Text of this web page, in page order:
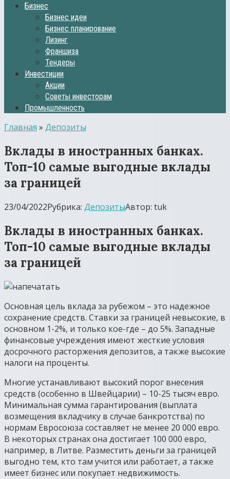
Бизнес
Бизнес идеи
Бизнес планирование
Лизинг
Франшиза
Тендеры
Инвестиции
Акции
Советы инвесторам
Промышленность
Главная » Депозиты
Вклады в иностранных банках.
Топ-10 самые выгодные вклады
за границей
23/04/2022Рубрика: ДепозитыАвтор: tuk
Вклады в иностранных банках.
Топ-10 самые выгодные вклады
за границей
Основная цель вклада за рубежом – это надежное
сохранение средств. Ставки за границей невысокие, в
основном 1-2%, и только кое-где – до 5%. Западные
финансовые учреждения имеют жесткие условия
досрочного расторжения депозитов, а также высокие
налоги на проценты.
Многие устанавливают высокий порог внесения
средств (особенно в Швейцарии) – 10-25 тысяч евро.
Минимальная сумма гарантирования (выплата
возмещения вкладчику в случае банкротства) по
нормам Евросоюза составляет не менее 20 000 евро.
В некоторых странах она достигает 100 000 евро,
например, в Литве. Разместить деньги за границей
выгодно тем, кто там учится или работает, а также
имеет бизнес или покупает недвижимость.